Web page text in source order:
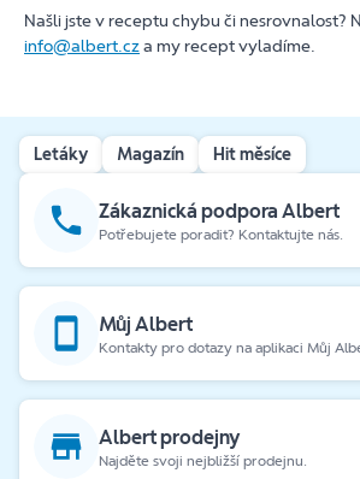
Našli jste v receptu chybu či nesrovnalost?
info@albert.cza my recept vyladíme.
Letáky Magazín Hit měsíce
Zákaznická podpora Albert
Potřebujete poradit? Kontaktujte nás.
Můj Albert
Kontakty pro dotazy na aplikaci Můj
Albert prodejny
Najděte svoji nejbližší prodejnu.